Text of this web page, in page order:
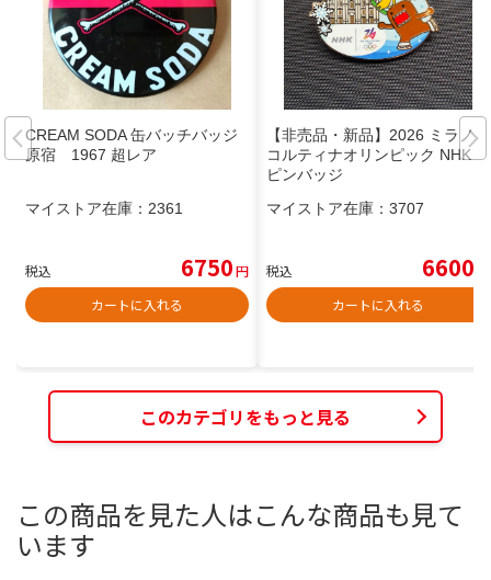
CREAM SODA 缶バッチバッジ
原宿 1967 超レア
マイストア在庫： 2361
税込 6750円
カートに入れる
【非売品・新品】2026 ミラノ・
コルティナオリンピック NHK
ピンバッジ
マイストア在庫： 3707
税込 6600
カートに入れる
このカテゴリをもっと見る
この商品を見た人はこんな商品も見て
います